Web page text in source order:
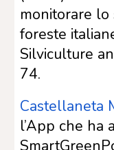
monitorare
foreste
Silviculture
74.
Castellaneta
l’App che ha